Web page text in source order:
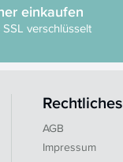
einkaufen
SSL verschlüsselt
Rechtliches
AGB
Impressum